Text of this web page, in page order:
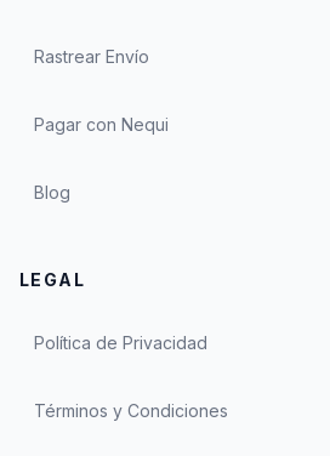
Rastrear Envío
Pagar con Nequi
Blog
LEGAL
Política de Privacidad
Términos y Condiciones